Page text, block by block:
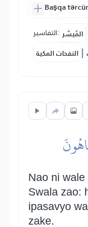
Başqa
التفاسير: المُيسَّر
النفحات المكية |
Nao ni
Swala zao:
ipasavyo
zake.